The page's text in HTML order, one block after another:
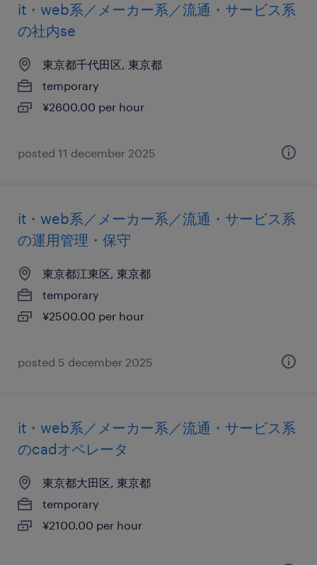
it・web系／メーカー系／流通・サービス系
の社内se
東京都千代田区, 東京都
temporary
¥2600.00 per hour
posted 11 december 2025
it・web系／メーカー系／流通・サービス系
の運用管理・保守
東京都江東区, 東京都
temporary
¥2500.00 per hour
posted 5 december 2025
it・web系／メーカー系／流通・サービス系
のcadオペレータ
東京都大田区, 東京都
temporary
¥2100.00 per hour